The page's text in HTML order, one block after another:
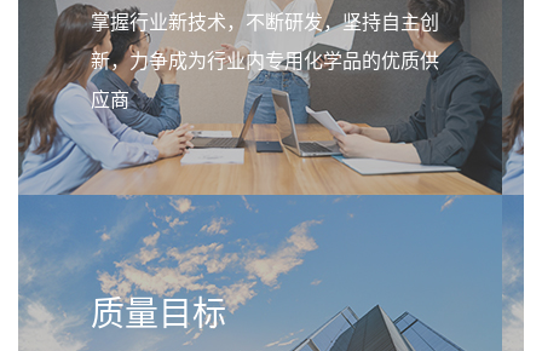
掌握行业新技术，不断研发，坚持自主创
新，力争成为行业内专用化学品的优质供
应商
质量目标